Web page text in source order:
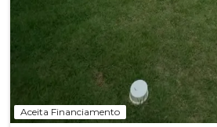
Aceita Financiamento